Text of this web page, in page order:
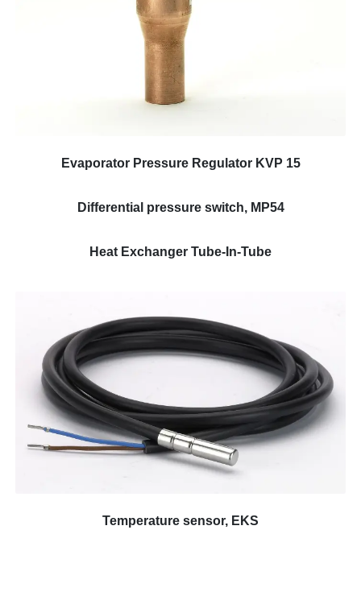
Evaporator Pressure Regulator KVP 15
Differential pressure switch, MP54
Heat Exchanger Tube-In-Tube
Temperature sensor, EKS